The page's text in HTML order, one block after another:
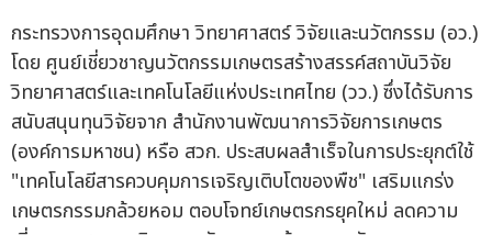
กระทรวงการอุดมศึกษา วิทยาศาสตร์ วิจัยและนวัตกรรม (อว.)
โดย ศูนย์เชี่ยวชาญนวัตกรรมเกษตรสร้างสรรค์สถาบันวิจัย
วิทยาศาสตร์และเทคโนโลยีแห่งประเทศไทย (วว.) ซึ่งได้รับการ
สนับสนุนทุนวิจัยจาก สำนักงานพัฒนาการวิจัยการเกษตร
(องค์การมหาชน) หรือ สวก. ประสบผลสำเร็จในการประยุกต์ใช้
"เทคโนโลยีสารควบคุมการเจริญเติบโตของพืช" เสริมแกร่ง
เกษตรกรรมกล้วยหอม ตอบโจทย์เกษตรกรยุคใหม่ ลดความ